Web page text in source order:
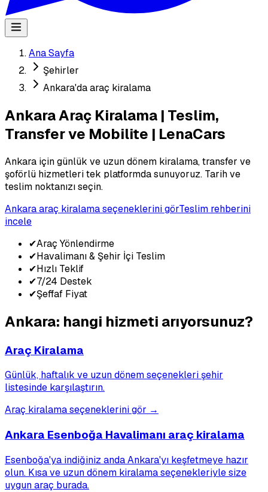
Ana Sayfa
Şehirler
Ankara'da araç kiralama
Ankara Araç Kiralama | Teslim,
Transfer ve Mobilite | LenaCars
Ankara için günlük ve uzun dönem kiralama, transfer ve
şoförlü hizmetleri tek platformda sunuyoruz. Tarih ve
teslim noktanızı seçin.
Ankara araç kiralama seçeneklerini görTeslim rehberini
incele
✔Araç Yönlendirme
✔Havalimanı & Şehir İçi Teslim
✔Hızlı Teklif
✔7/24 Destek
✔Şeffaf Fiyat
Ankara: hangi hizmeti arıyorsunuz?
Araç Kiralama
Günlük, haftalık ve uzun dönem seçenekleri şehir
listesinde karşılaştırın.
Araç kiralama seçeneklerini gör →
Ankara Esenboğa Havalimanı araç kiralama
Esenboğa'ya indiğiniz anda Ankara'yı keşfetmeye hazır
olun. Kısa ve uzun dönem kiralama seçenekleriyle size
uygun araç burada.